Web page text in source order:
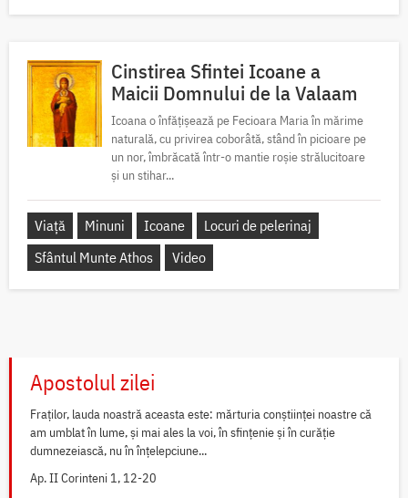
Cinstirea Sfintei Icoane a
Maicii Domnului de la Valaam
Icoana o înfățișează pe Fecioara Maria în mărime
naturală, cu privirea coborâtă, stând în picioare pe
un nor, îmbrăcată într-o mantie roșie strălucitoare
și un stihar...
Viață Minuni Icoane
Locuri de pelerinaj
Sfântul Munte Athos
Video
Apostolul zilei
Fraților, lauda noastră aceasta este: mărturia conștiinței noastre că
am umblat în lume, și mai ales la voi, în sfințenie și în curăție
dumnezeiască, nu în înțelepciune...
Ap. II Corinteni 1, 12-20